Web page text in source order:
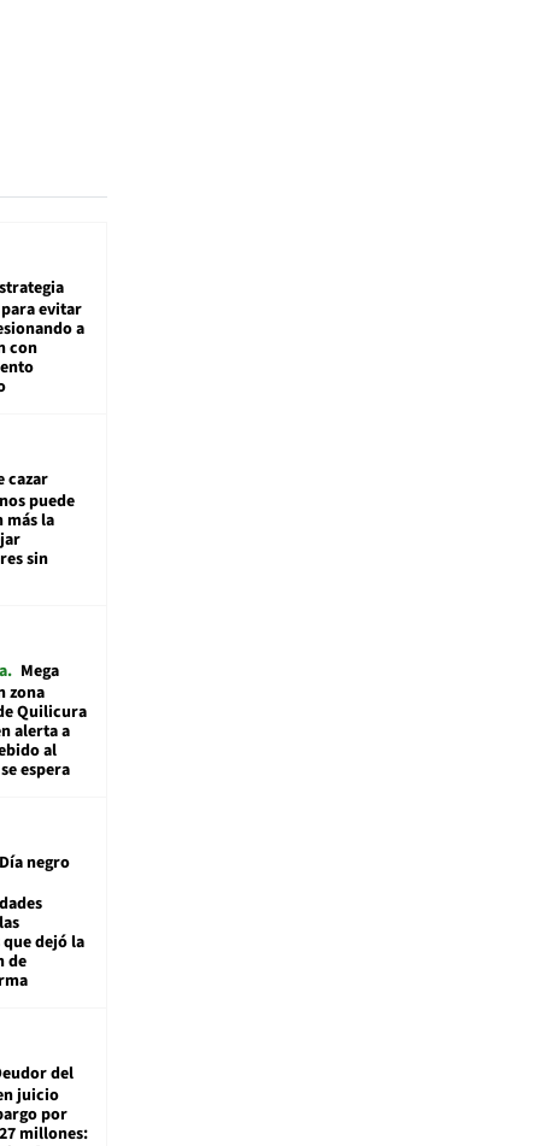
evitar
a
con
cazar
puede
más la
sin
Mega
zona
Quilicura
alerta a
al
espera
negro
dejó la
de
del
juicio
por
millones: